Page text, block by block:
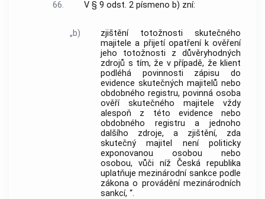
66.
V § 9 odst. 2 písmeno b) zní:
„b)
zjištění totožnosti skutečného
majitele a přijetí opatření k ověření
jeho totožnosti z důvěryhodných
zdrojů s tím, že v případě, že klient
podléhá povinnosti zápisu do
evidence skutečných majitelů nebo
obdobného registru, povinná osoba
ověří skutečného majitele vždy
alespoň z této evidence nebo
obdobného registru a jednoho
dalšího zdroje, a zjištění, zda
skutečný majitel není politicky
exponovanou osobou nebo
osobou, vůči níž Česká republika
uplatňuje mezinárodní sankce podle
zákona o provádění mezinárodních
sankcí, “.